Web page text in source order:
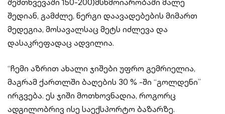
შედიან, გამძლე, ნერგი დაავადებების მიმართ
მედეგია, მოსავალსაც მეტს იძლევა და
დასაკრეფადაც ადვილია.
“ჩემი აზრით ახალი ჯიშები უფრო გემრიელია,
მაგრამ ქართლში ბაღების 30 % -ში “გოლდენი”
ირგვება. ეს ჯიში მოთხოვნადია, როგორც
ადგილობრივ ისე საექსპორტო ბაზარზე.